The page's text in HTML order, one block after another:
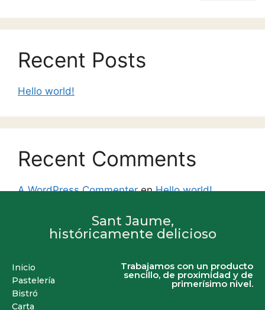
Recent Posts
Hello world!
Recent Comments
A WordPress CommenterenHello world!
Sant Jaume,
históricamente delicioso
Inicio
Pastelería
Bistró
Carta
Trabajamos con un producto
sencillo, de proximidad y de
primerísimo nivel.